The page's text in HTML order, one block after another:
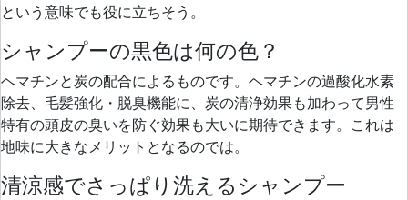
という意味でも役に立ちそう。
シャンプーの黒色は何の色？
ヘマチンと炭の配合によるものです。ヘマチンの過酸化水素
除去、毛髪強化・脱臭機能に、炭の清浄効果も加わって男性
特有の頭皮の臭いを防ぐ効果も大いに期待できます。これは
地味に大きなメリットとなるのでは。
清涼感でさっぱり洗えるシャンプー